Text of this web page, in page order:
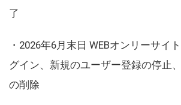
了
・2026年6月末日 WEBオンリーサイ
グイン、新規のユーザー登録の停止
の削除